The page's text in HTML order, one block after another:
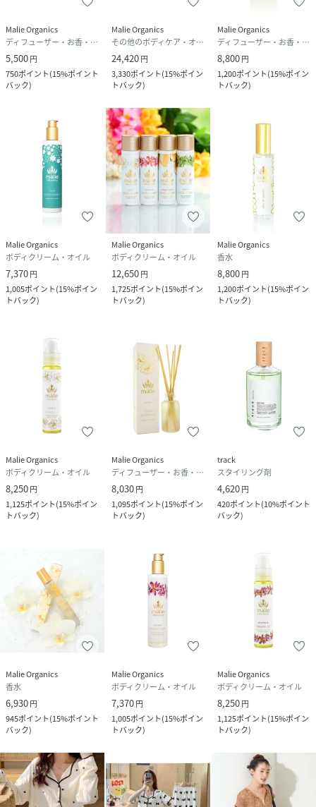
Malie Organics
ディフューザー・お香・アロマオイル・キャンドル
5,500円
750ポイント(15%ポイント
バック)
Malie Organics
その他のボディケア・オーラルケア
24,420円
3,330ポイント(15%ポイン
トバック)
Malie Organics
ディフューザー・お香・アロマオイル・キャンドル
8,800円
1,200ポイント(15%ポイン
トバック)
Malie Organics
ボディクリーム・オイル
7,370円
1,005ポイント(15%ポイン
トバック)
Malie Organics
ボディクリーム・オイル
12,650円
1,725ポイント(15%ポイン
トバック)
Malie Organics
香水
8,800円
1,200ポイント(15%ポイン
トバック)
Malie Organics
ボディクリーム・オイル
8,250円
1,125ポイント(15%ポイン
トバック)
Malie Organics
ディフューザー・お香・アロマオイル・キャンドル
8,030円
1,095ポイント(15%ポイン
トバック)
track
スタイリング剤
4,620円
420ポイント(10%ポイント
バック)
Malie Organics
香水
6,930円
945ポイント(15%ポイント
バック)
Malie Organics
ボディクリーム・オイル
7,370円
1,005ポイント(15%ポイン
トバック)
Malie Organics
ボディクリーム・オイル
8,250円
1,125ポイント(15%ポイン
トバック)